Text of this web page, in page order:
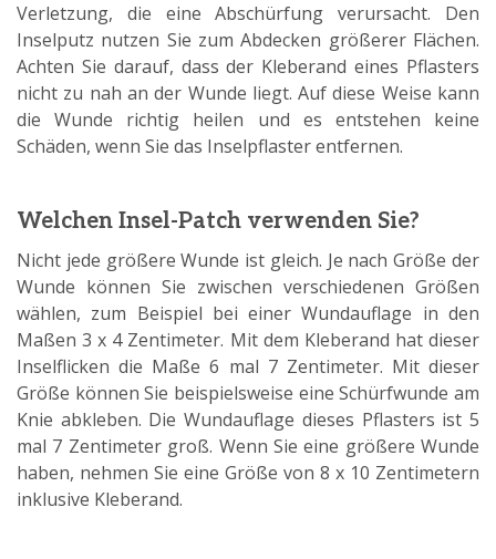
Verletzung, die eine Abschürfung verursacht. Den
Inselputz nutzen Sie zum Abdecken größerer Flächen.
Achten Sie darauf, dass der Kleberand eines Pflasters
nicht zu nah an der Wunde liegt. Auf diese Weise kann
die Wunde richtig heilen und es entstehen keine
Schäden, wenn Sie das Inselpflaster entfernen.
Welchen Insel-Patch verwenden Sie?
Nicht jede größere Wunde ist gleich. Je nach Größe der
Wunde können Sie zwischen verschiedenen Größen
wählen, zum Beispiel bei einer Wundauflage in den
Maßen 3 x 4 Zentimeter. Mit dem Kleberand hat dieser
Inselflicken die Maße 6 mal 7 Zentimeter. Mit dieser
Größe können Sie beispielsweise eine Schürfwunde am
Knie abkleben. Die Wundauflage dieses Pflasters ist 5
mal 7 Zentimeter groß. Wenn Sie eine größere Wunde
haben, nehmen Sie eine Größe von 8 x 10 Zentimetern
inklusive Kleberand.